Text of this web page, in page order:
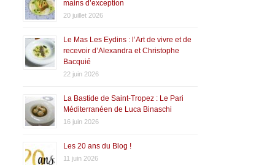
mains d’exception
20 juillet 2026
Le Mas Les Eydins : l’Art de vivre et de
recevoir d’Alexandra et Christophe
Bacquié
22 juin 2026
La Bastide de Saint-Tropez : Le Pari
Méditerranéen de Luca Binaschi
16 juin 2026
Les 20 ans du Blog !
11 juin 2026